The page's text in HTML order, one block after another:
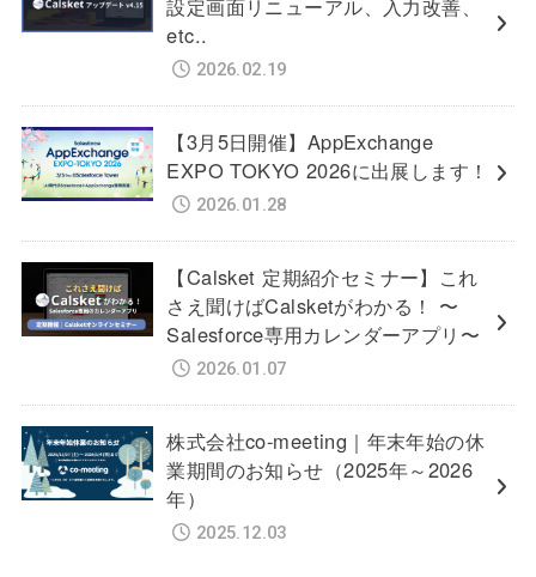
etc..
2026.02.19
【3月5日開催】AppExchange
EXPO TOKYO 2026に出展します！
2026.01.28
【Calsket 定期紹介セミナー】これ
さえ聞けばCalsketがわかる！ 〜
Salesforce専用カレンダーアプリ〜
2026.01.07
株式会社co-meeting｜年末年始の休
業期間のお知らせ（2025年～2026
年）
2025.12.03